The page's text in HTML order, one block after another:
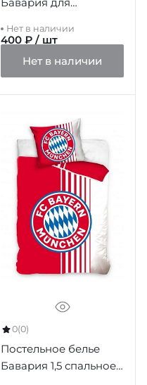
Нет в наличии
400 ₽ / шт
Нет в наличии
0(0)
Постельное белье
Бавария 1,5 спальное